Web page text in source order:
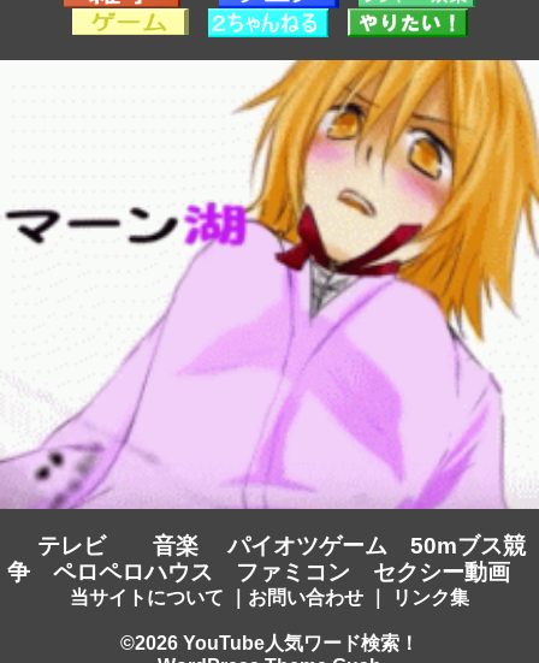
テレビ 音楽 パイオツゲーム
50mブス競
争
ペロペロハウス ファミコン セクシー動画
当サイトについて お問い合わせ リンク集
©2026 YouTube人気ワード検索！